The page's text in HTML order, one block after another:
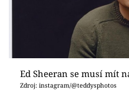
Sledujte prima+
Přihlášení
Ed Sheeran se musí mít
Zdroj: instagram/@teddysphotos